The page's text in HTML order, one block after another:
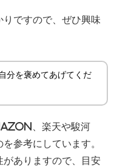
ですので、ぜひ興味
分を褒めてあげてくだ
、楽天や駿河
参考にしています。
がありますので、目安